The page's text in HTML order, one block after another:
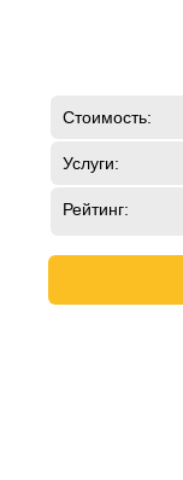
Стоимость:
Услуги:
Рейтинг: